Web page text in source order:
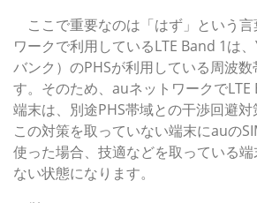
ここで重要なのは「はず」という言
ワークで利用しているLTE Band 1は
バンク）のPHSが利用している周波数
す。そのため、auネットワークでLTE
端末は、別途PHS帯域との干渉回避対
この対策を取っていない端末にauの
使った場合、技適などを取っている端
ない状態になります。